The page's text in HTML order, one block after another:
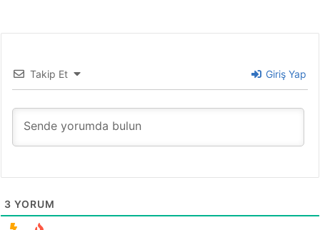
Takip Et Giriş Yap
3 YORUM